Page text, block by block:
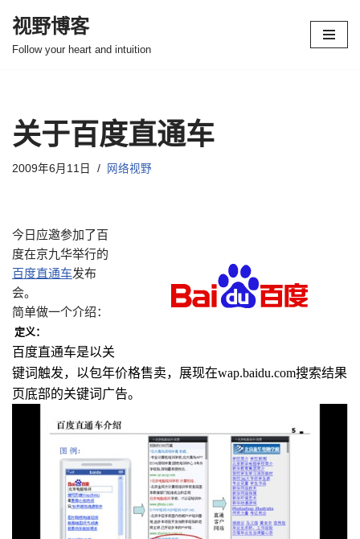
跳
视野博客
Follow your heart and intuition
关于百度直通车
2009年6月11日 网络视野
今日应邀参加了百
度在京九华举行的
百度直通车发布
会。
简单做一个介绍：
定义：
百度直通车是以关
键词触发，以包年价格售卖，展现在wap.baidu.com搜索结果
页底部的关键词广告。